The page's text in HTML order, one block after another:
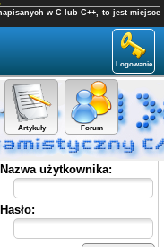
w C lub C++, to jest miejsce
Logowanie
Artykuły Forum
Panel użytkownika
Nazwa użytkownika:
Hasło: